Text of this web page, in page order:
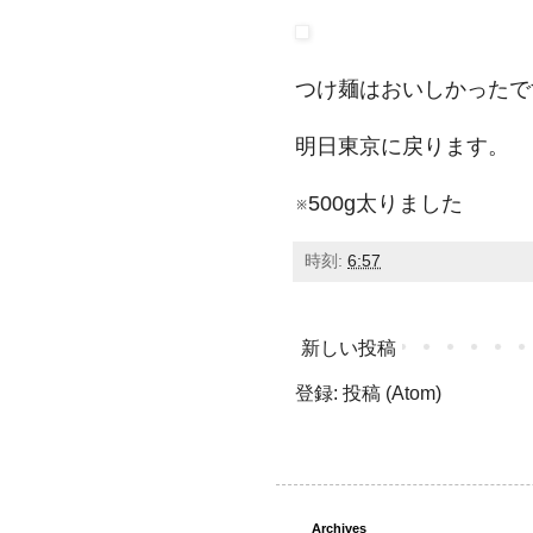
つけ麺はおいしかったで
明日東京に戻ります。
※500g太りました
時刻: 6:57
新しい投稿
登録: 投稿 (Atom)
Archives